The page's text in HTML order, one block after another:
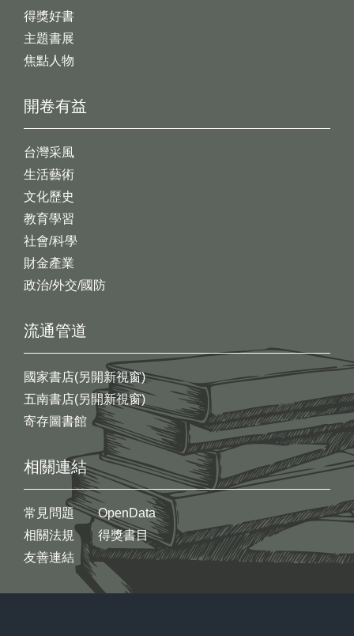
開卷有益
台灣采風
生活藝術
文化歷史
教育學習
社會/科學
財金產業
政治/外交/國防
得獎好書
主題書展
焦點人物
流通管道
國家書店(另開新視窗)
五南書店(另開新視窗)
寄存圖書館
相關連結
常見問題
相關法規
友善連結
OpenData
得獎書目